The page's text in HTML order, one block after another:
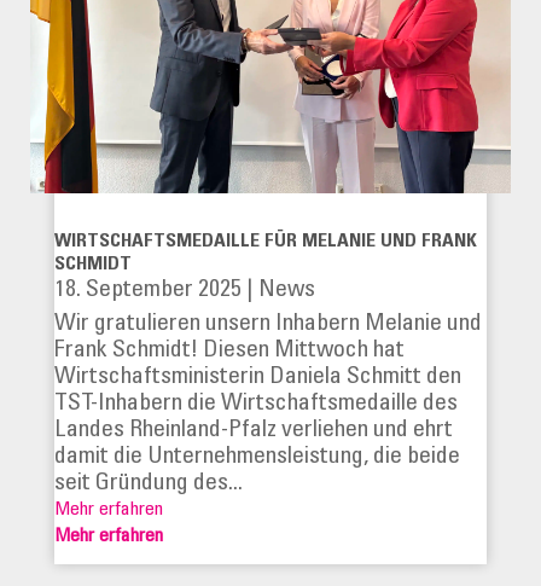
WIRTSCHAFTSMEDAILLE FÜR MELANIE UND FRANK
SCHMIDT
18. September 2025
News
Wir gratulieren unsern Inhabern Melanie und
Frank Schmidt! Diesen Mittwoch hat
Wirtschaftsministerin Daniela Schmitt den
TST-Inhabern die Wirtschaftsmedaille des
Landes Rheinland-Pfalz verliehen und ehrt
damit die Unternehmensleistung, die beide
seit Gründung des...
Mehr erfahren
Mehr erfahren